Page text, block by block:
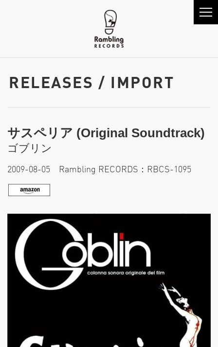
RELEASES / IMPORT
サスペリア (Original Soundtrack)
ゴブリン
2009-08-05 Rambling RECORDS：RBCS-1095